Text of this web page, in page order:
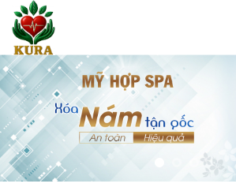
Chuyển
đến
nội
dung